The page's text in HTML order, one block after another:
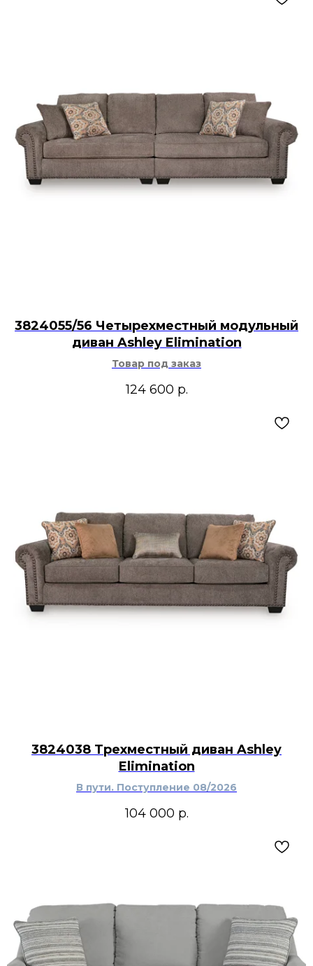
3824055/56 Четырехместный модульный
диван Ashley Elimination
Товар под заказ
124 600 р.
3824038 Трехместный диван Ashley
Elimination
В пути. Поступление 08/2026
104 000 р.